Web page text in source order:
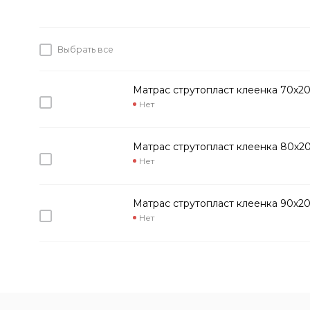
Выбрать все
Матрас струтопласт клеенка
Нет
Матрас струтопласт клеенка
Нет
Матрас струтопласт клеенка
Нет